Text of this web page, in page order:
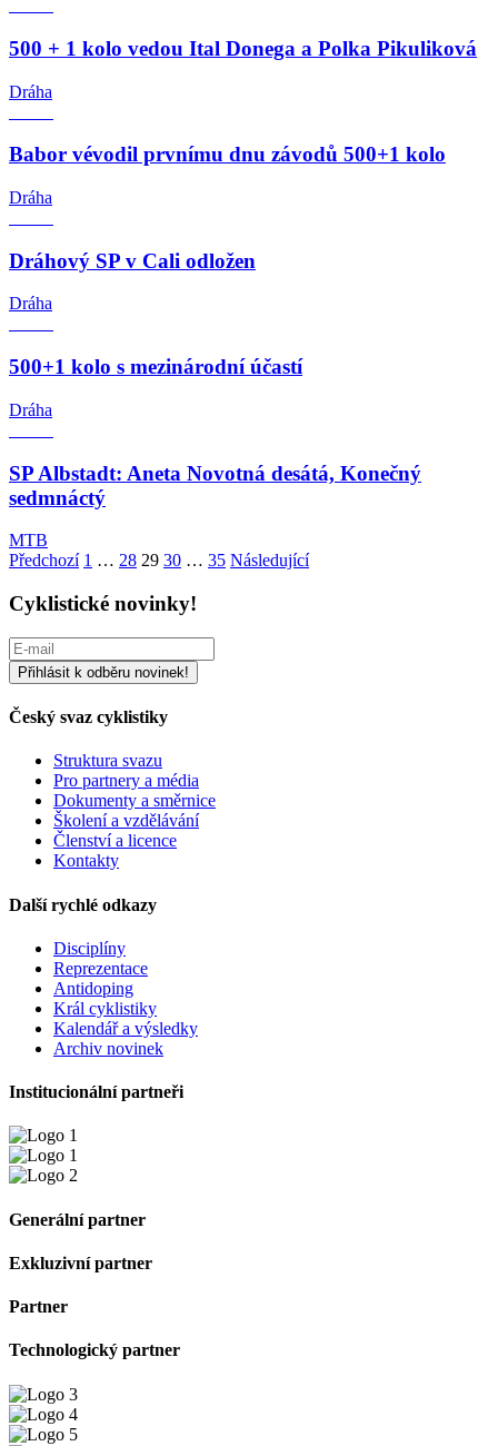
500 + 1 kolo vedou Ital Donega a Polka Pikuliková
Dráha
Babor vévodil prvnímu dnu závodů 500+1 kolo
Dráha
Dráhový SP v Cali odložen
Dráha
500+1 kolo s mezinárodní účastí
Dráha
SP Albstadt: Aneta Novotná desátá, Konečný
sedmnáctý
MTB
Stránkování
příspěvků
Předchozí 1 … 28 29 30 … 35 Následující
Cyklistické novinky!
Český svaz cyklistiky
Struktura svazu
Pro partnery a média
Dokumenty a směrnice
Školení a vzdělávání
Členství a licence
Kontakty
Další rychlé odkazy
Disciplíny
Reprezentace
Antidoping
Král cyklistiky
Kalendář a výsledky
Archiv novinek
Institucionální partneři
Generální partner
Exkluzivní partner
Partner
Technologický partner